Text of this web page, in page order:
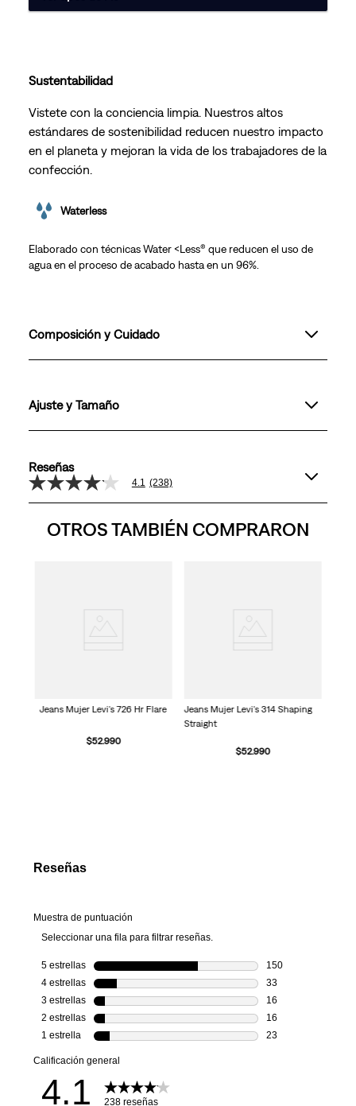
Sustentabilidad
Vistete con la conciencia limpia. Nuestros altos
estándares de sostenibilidad reducen nuestro impacto
en el planeta y mejoran la vida de los trabajadores de la
confección.
Waterless
Elaborado con técnicas Water <Less® que reducen el uso de
agua en el proceso de acabado hasta en un 96%.
Composición y Cuidado
Ajuste y Tamaño
Reseñas
4.1
de
estrellas,
valor
4.1 (238)
OTROS TAMBIÉN COMPRARON
Jeans Mujer Levi's 726 Hr Flare
$52.990
Jeans Mujer Levi's 314 Shaping
Straight
$52.990